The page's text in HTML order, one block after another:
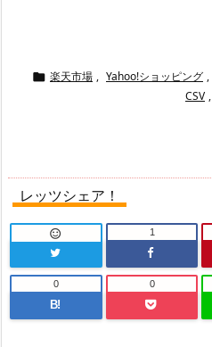
 楽天市場 , Yahoo!ショッピング ,
CSV ,
レッツシェア！
 1
B!
0 0